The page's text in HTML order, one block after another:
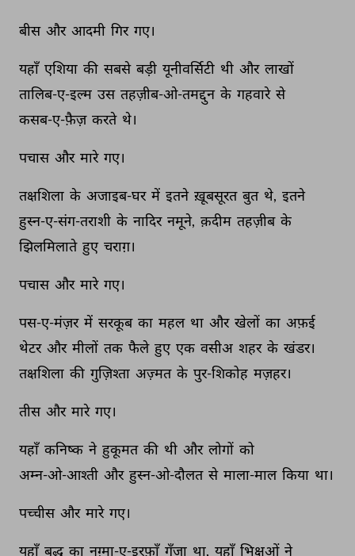
बीस और आदमी गिर गए।
यहाँ एशिया की सबसे बड़ी यूनीवर्सिटी थी और लाखों
तालिब-ए-इल्म उस तहज़ीब-ओ-तमद्दुन के गहवारे से
कसब-ए-फ़ैज़ करते थे।
पचास और मारे गए।
तक्षशिला के अजाइब-घर में इतने ख़ूबसूरत बुत थे, इतने
हुस्न-ए-संग-तराशी के नादिर नमूने, क़दीम तहज़ीब के
झिलमिलाते हुए चराग़।
पचास और मारे गए।
पस-ए-मंज़र में सरकूब का महल था और खेलों का अफ़ई
थेटर और मीलों तक फैले हुए एक वसीअ शहर के खंडर।
तक्षशिला की गुज़िश्ता अज़्मत के पुर-शिकोह मज़हर।
तीस और मारे गए।
यहाँ कनिष्क ने हुकूमत की थी और लोगों को
अम्न-ओ-आश्ती और हुस्न-ओ-दौलत से माला-माल किया था।
पच्चीस और मारे गए।
यहाँ बुद्ध का नग़्मा-ए-इरफ़ाँ गूँजा था, यहाँ भिक्षुओं ने